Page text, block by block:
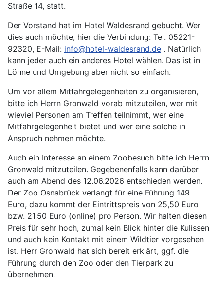
Straße 14, statt.
Der Vorstand hat im Hotel Waldesrand gebucht. Wer
dies auch möchte, hier die Verbindung: Tel. 05221-
92320, E-Mail: info@hotel-waldesrand.de . Natürlich
kann jeder auch ein anderes Hotel wählen. Das ist in
Löhne und Umgebung aber nicht so einfach.
Um vor allem Mitfahrgelegenheiten zu organisieren,
bitte ich Herrn Gronwald vorab mitzuteilen, wer mit
wieviel Personen am Treffen teilnimmt, wer eine
Mitfahrgelegenheit bietet und wer eine solche in
Anspruch nehmen möchte.
Auch ein Interesse an einem Zoobesuch bitte ich Herrn
Gronwald mitzuteilen. Gegebenenfalls kann darüber
auch am Abend des 12.06.2026 entschieden werden.
Der Zoo Osnabrück verlangt für eine Führung 149
Euro, dazu kommt der Eintrittspreis von 25,50 Euro
bzw. 21,50 Euro (online) pro Person. Wir halten diesen
Preis für sehr hoch, zumal kein Blick hinter die Kulissen
und auch kein Kontakt mit einem Wildtier vorgesehen
ist. Herr Gronwald hat sich bereit erklärt, ggf. die
Führung durch den Zoo oder den Tierpark zu
übernehmen.